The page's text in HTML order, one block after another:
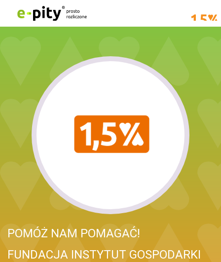
POMÓŻ NAM POMAGAĆ!
FUNDACJA INSTYTUT GOSPODARKI